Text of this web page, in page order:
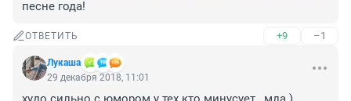
песне года!
ОТВЕТИТЬ +9 –1
Лукашa
29 декабря 2018, 11:01